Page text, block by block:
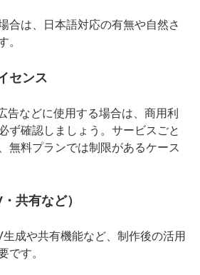
合は、日本語対応の有無や自然さ
。
センス
告などに使用する場合は、商用利
ず確認しましょう。サービスごと
無料プランでは制限があるケース
共有など）
成や共有機能など、制作後の活用
です。